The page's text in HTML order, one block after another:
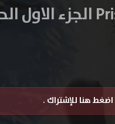
اضغط هنا للإشتراك .